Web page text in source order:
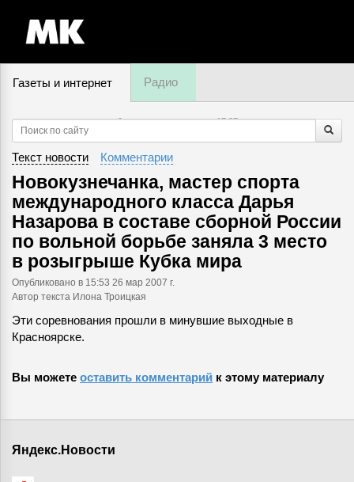
Газеты и интернет Радио
9 августа, воскресенье,17:37
Текст новости Комментарии
Новокузнечанка, мастер спорта
международного класса Дарья
Назарова в составе сборной России
по вольной борьбе заняла 3 место
в розыгрыше Кубка мира
Опубликовано в 15:53 26 мар 2007 г.
Автор текста Илона Троицкая
Эти соревнования прошли в минувшие выходные в
Красноярске.
Вы можете оставить комментарий к этому материалу
Яндекс.Новости